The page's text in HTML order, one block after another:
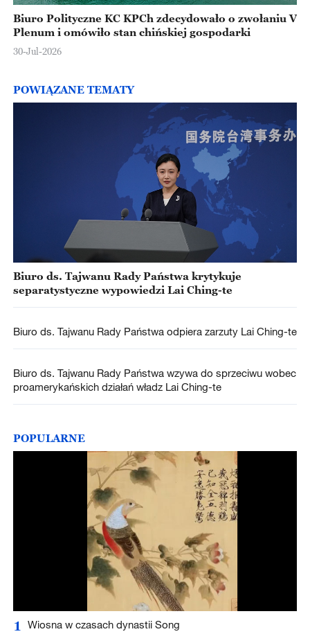
Biuro Polityczne KC KPCh zdecydowało o zwołaniu V
Plenum i omówiło stan chińskiej gospodarki
30-Jul-2026
POWIĄZANE TEMATY
Biuro ds. Tajwanu Rady Państwa krytykuje
separatystyczne wypowiedzi Lai Ching-te
Biuro ds. Tajwanu Rady Państwa odpiera zarzuty Lai Ching-te
Biuro ds. Tajwanu Rady Państwa wzywa do sprzeciwu wobec
proamerykańskich działań władz Lai Ching-te
POPULARNE
1 Wiosna w czasach dynastii Song